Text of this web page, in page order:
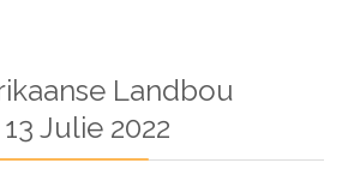
Landbou
Julie 2022